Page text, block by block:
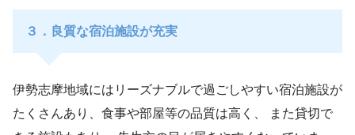
３．良質な宿泊施設が充実
伊勢志摩地域にはリーズナブルで過ごしやすい宿泊施設が
たくさんあり、食事や部屋等の品質は高く、 また貸切で